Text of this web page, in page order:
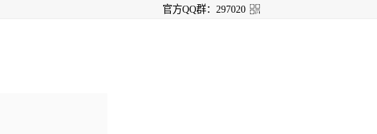
官方QQ群：297020